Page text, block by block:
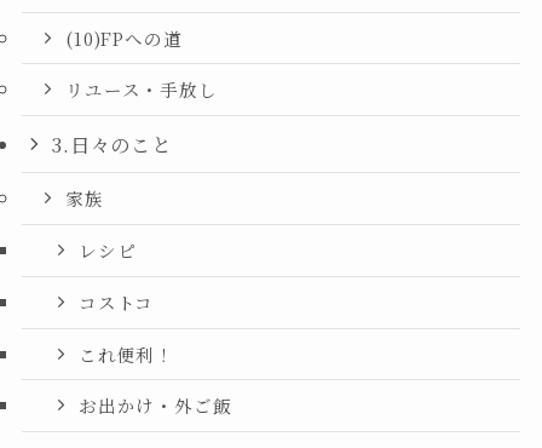
(10)FPへの道
リユース・手放し
3.日々のこと
家族
レシピ
コストコ
これ便利！
お出かけ・外ご飯